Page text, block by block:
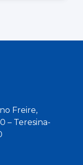
Freire,
– Teresina-